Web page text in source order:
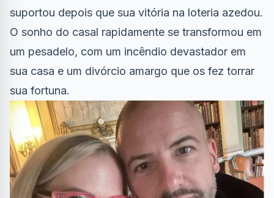
suportou depois que sua vitória na loteria azedou.
O sonho do casal rapidamente se transformou em
um pesadelo, com um incêndio devastador em
sua casa e um divórcio amargo que os fez torrar
sua fortuna.